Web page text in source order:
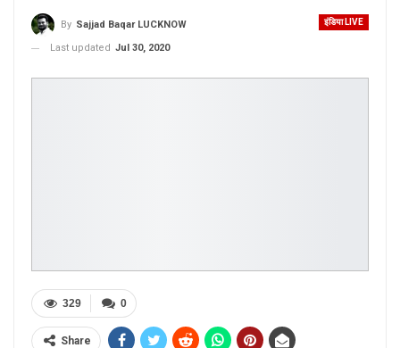
इंडिया LIVE
By Sajjad Baqar LUCKNOW
Last updated Jul 30, 2020
0
329
Share